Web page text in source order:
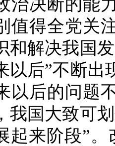
治决断的能
值得全党关
和解决我国
以后”不断
以后的问题
我国大致可
起来阶段”